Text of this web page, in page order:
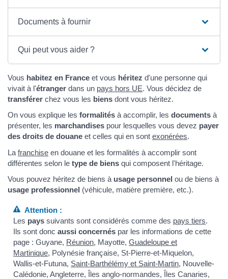
Documents à fournir
Qui peut vous aider ?
Vous habitez en France et vous héritez d'une personne qui
vivait à l'étranger dans un pays hors UE. Vous décidez de
transférer chez vous les biens dont vous héritez.
On vous explique les formalités à accomplir, les documents à
présenter, les marchandises pour lesquelles vous devez payer
des droits de douane et celles qui en sont exonérées.
La franchise en douane et les formalités à accomplir sont
différentes selon le type de biens qui composent l'héritage.
Vous pouvez héritez de biens à usage personnel ou de biens à
usage professionnel (véhicule, matière première, etc.).
Attention :
Les pays suivants sont considérés comme des pays tiers.
Ils sont doncaussi concernés par les informations de cette
page : Guyane, Réunion, Mayotte,Guadeloupe et
Martinique, Polynésie française, St-Pierre-et-Miquelon,
Wallis-et-Futuna, Saint-Barthélémy et Saint-Martin, Nouvelle-
Calédonie, Angleterre, Îles anglo-normandes, Îles Canaries,